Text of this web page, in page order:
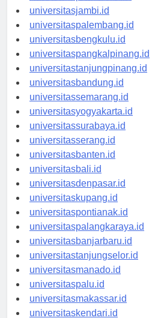
universitaspekanbaru.id
universitasjambi.id
universitaspalembang.id
universitasbengkulu.id
universitaspangkalpinang.id
universitastanjungpinang.id
universitasbandung.id
universitassemarang.id
universitasyogyakarta.id
universitassurabaya.id
universitasserang.id
universitasbanten.id
universitasbali.id
universitasdenpasar.id
universitaskupang.id
universitaspontianak.id
universitaspalangkaraya.id
universitasbanjarbaru.id
universitastanjungselor.id
universitasmanado.id
universitaspalu.id
universitasmakassar.id